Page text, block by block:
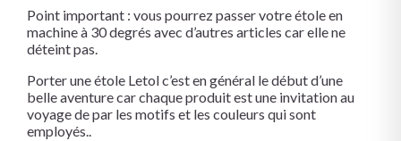
Point important : vous pourrez passer votre étole en
machine à 30 degrés avec d’autres articles car elle ne
déteint pas.
Porter une étole Letol c’est en général le début d’une
belle aventure car chaque produit est une invitation au
voyage de par les motifs et les couleurs qui sont
employés..